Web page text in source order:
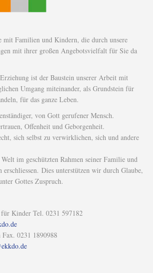
mit Familien und Kindern, die durch unsere
mit ihrer großen Angebotsvielfalt für Sie da
ist der Baustein unserer Arbeit mit
Umgang miteinander, als Grundstein für
für das ganze Leben.
von Gott gerufener Mensch.
Offenheit und Geborgenheit.
sich selbst zu verwirklichen, sich und andere
im geschützten Rahmen seiner Familie und
erschliessen. Dies unterstützen wir durch Glaube,
Gottes Zuspruch.
Kinder Tel. 0231 597182
0231 1890988